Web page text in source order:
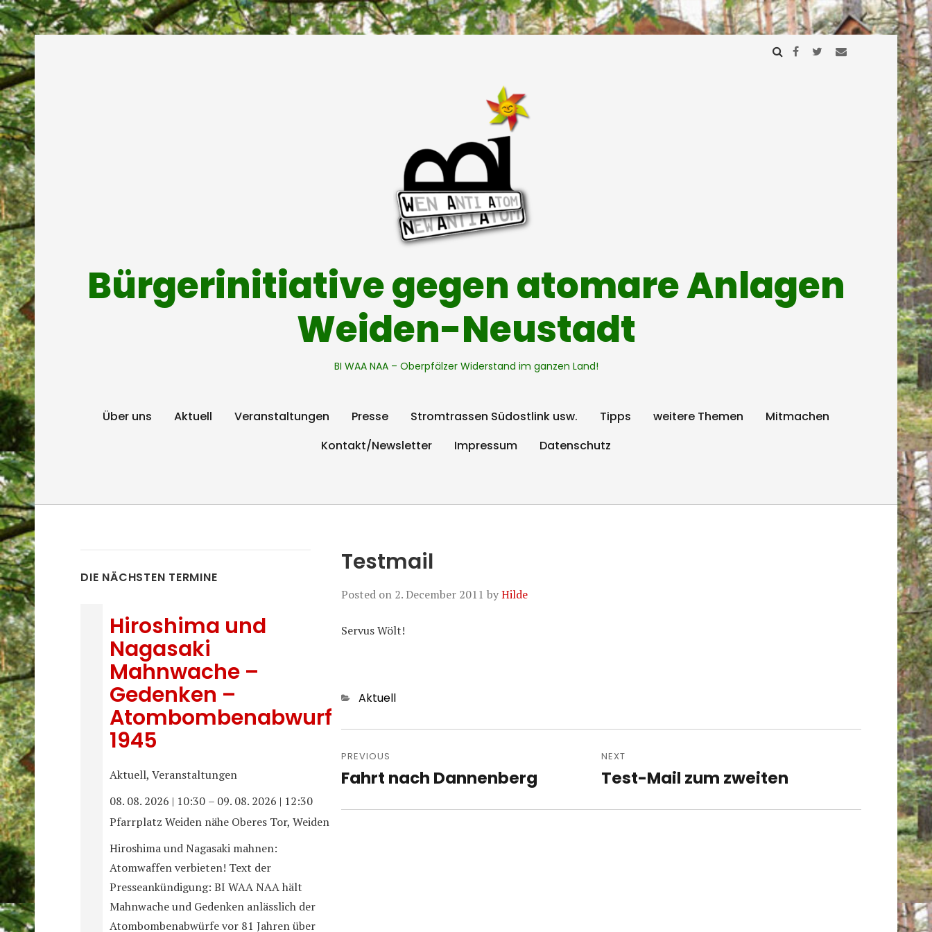
Bürgerinitiative gegen atomare Anlagen
Weiden-Neustadt
BI WAA NAA – Oberpfälzer Widerstand im ganzen Land!
Über uns Aktuell Veranstaltungen Presse Stromtrassen Südostlink usw. Tipps weitere Themen
Mitmachen
Kontakt/Newsletter
Impressum Datenschutz
Testmail
Posted on 2. December 2011 byHilde
Servus Wölt!
Categories
Aktuell
Post
navigation
PREVIOUS
Previous
Fahrt nach Dannenberg
NEXT
Next
Test-Mail zum zweiten
DIE NÄCHSTEN TERMINE
Hiroshima und
Nagasaki
Mahnwache –
Gedenken –
Atombombenabwurf
1945
Aktuell, Veranstaltungen
08. 08. 2026 | 10:30 – 09. 08. 2026 | 12:30
Pfarrplatz Weiden nähe Oberes Tor, Weiden
Hiroshima und Nagasaki mahnen:
Atomwaffen verbieten! Text der
Presseankündigung: BI WAA NAA hält
Mahnwache und Gedenken anlässlich der
Atombombenabwürfe vor 81 Jahren über